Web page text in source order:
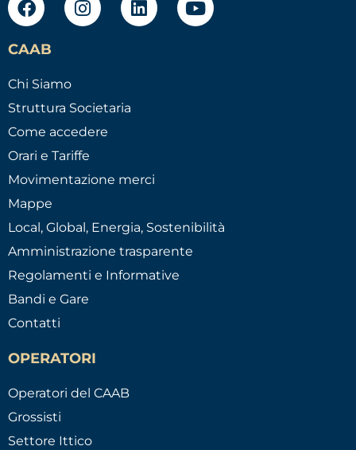
CAAB
Chi Siamo
Struttura Societaria
Come accedere
Orari e Tariffe
Movimentazione merci
Mappe
Local, Global, Energia, Sostenibilità
Amministrazione trasparente
Regolamenti e Informative
Bandi e Gare
Contatti
OPERATORI
Operatori del CAAB
Grossisti
Settore Ittico